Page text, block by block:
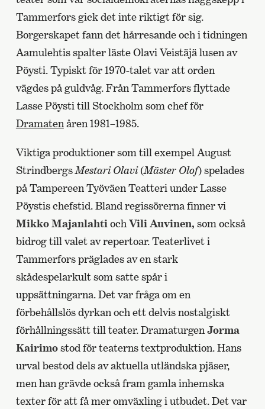
Tammerfors gick det inte riktigt för sig.
Borgerskapet fann det hårresande och i tidningen
Aamulehtis spalter läste Olavi Veistäjä lusen av
Pöysti. Typiskt för 1970-talet var att orden
vägdes på guldvåg. Från Tammerfors flyttade
Lasse Pöysti till Stockholm som chef för
Dramatenåren 1981–1985.
Viktiga produktioner som till exempel August
StrindbergsMestari Olavi(Mäster Olof) spelades
på Tampereen Työväen Teatteri under Lasse
Pöystis chefstid. Bland regissörerna finner vi
Mikko MajanlahtiochVili Auvinen, som också
bidrog till valet av repertoar. Teaterlivet i
Tammerfors präglades av en stark
skådespelarkult som satte spår i
uppsättningarna. Det var fråga om en
förbehållslös dyrkan och ett delvis nostalgiskt
förhållningssätt till teater. DramaturgenJorma
Kairimostod för teaterns textproduktion. Hans
urval bestod dels av aktuella utländska pjäser,
men han grävde också fram gamla inhemska
texter för att få mer omväxling i utbudet. Det var